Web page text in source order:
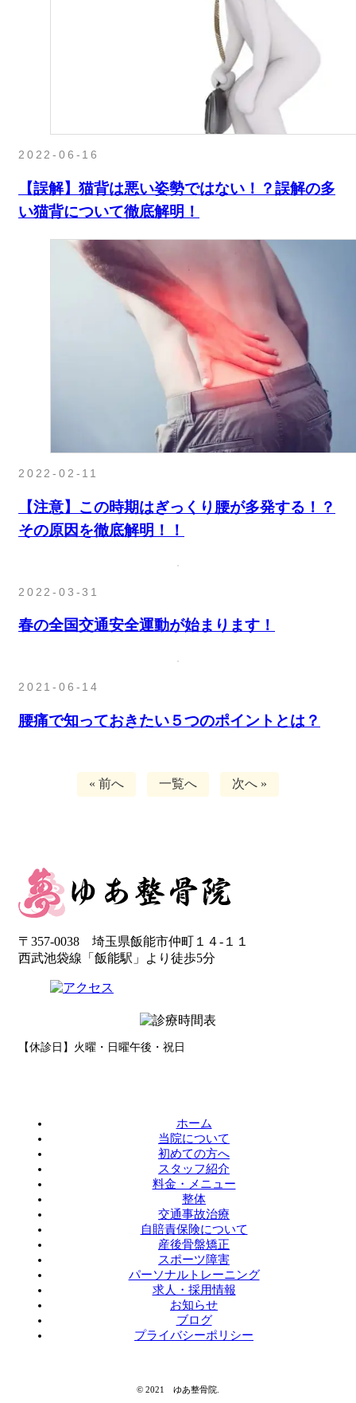
2022-06-16
【誤解】猫背は悪い姿勢ではない！？誤解の多
い猫背について徹底解明！
2022-02-11
【注意】この時期はぎっくり腰が多発する！？
その原因を徹底解明！！
2022-03-31
春の全国交通安全運動が始まります！
2021-06-14
腰痛で知っておきたい５つのポイントとは？
« 前へ 一覧へ 次へ »
〒357-0038 埼玉県飯能市仲町１４-１１
西武池袋線「飯能駅」より徒歩5分
【休診日】火曜・日曜午後・祝日
ホーム
当院について
初めての方へ
スタッフ紹介
料金・メニュー
整体
交通事故治療
自賠責保険について
産後骨盤矯正
スポーツ障害
パーソナルトレーニング
求人・採用情報
お知らせ
ブログ
プライバシーポリシー
© 2021 ゆあ整骨院.